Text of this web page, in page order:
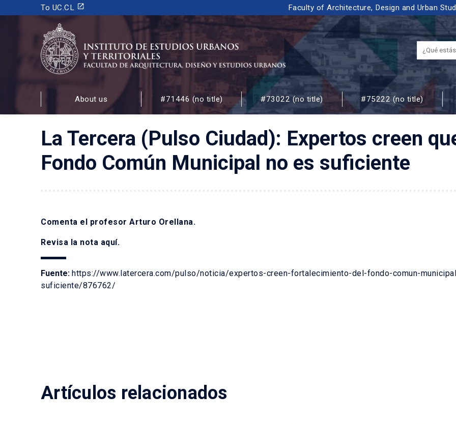
To UC.CL launch Faculty of Architecture, Design and Urban
INSTITUTO DE ESTUDIOS URBANOS
Y TERRITORIALES
FACULTAD DE ARQUITECTURA, DISEÑO Y ESTUDIOS URBANOS
About us #71446 (no title) #73022 (no title) #75222 (no title)
La Tercera (Pulso Ciudad): Expertos creen
Fondo Común Municipal no es suficiente
Comenta el profesor Arturo Orellana.
Revisa la nota aquí.
Fuente: https://www.latercera.com/pulso/noticia/expertos-creen-fortalecimiento-del-fondo-comun-
suficiente/876762/
Artículos relacionados